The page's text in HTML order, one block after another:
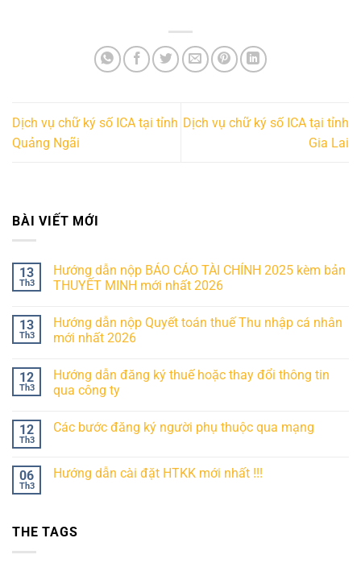
Dịch vụ chữ ký số ICA tại tỉnh
Quảng Ngãi
Dịch vụ chữ ký số ICA tại tỉnh
Gia Lai
BÀI VIẾT MỚI
13
Th3
Hướng dẫn nộp BÁO CÁO TÀI CHÍNH 2025 kèm bản
THUYẾT MINH mới nhất 2026
13
Th3
Hướng dẫn nộp Quyết toán thuế Thu nhập cá nhân
mới nhất 2026
12
Th3
Hướng dẫn đăng ký thuế hoặc thay đổi thông tin
qua công ty
12
Th3
Các bước đăng ký người phụ thuộc qua mạng
06
Th3
Hướng dẫn cài đặt HTKK mới nhất !!!
THE TAGS